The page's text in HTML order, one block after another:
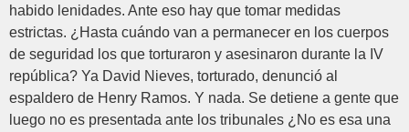
habido lenidades. Ante eso hay que tomar medidas
estrictas. ¿Hasta cuándo van a permanecer en los cuerpos
de seguridad los que torturaron y asesinaron durante la IV
república? Ya David Nieves, torturado, denunció al
espaldero de Henry Ramos. Y nada. Se detiene a gente que
luego no es presentada ante los tribunales ¿No es esa una